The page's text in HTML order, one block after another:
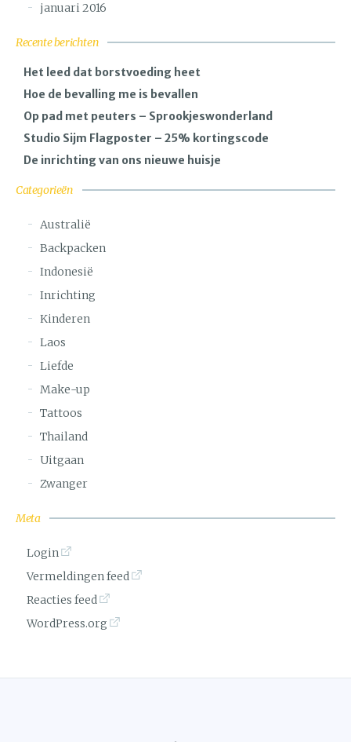
januari 2016
Recente berichten
Het leed dat borstvoeding heet
Hoe de bevalling me is bevallen
Op pad met peuters – Sprookjeswonderland
Studio Sijm Flagposter – 25% kortingscode
De inrichting van ons nieuwe huisje
Categorieën
Australië
Backpacken
Indonesië
Inrichting
Kinderen
Laos
Liefde
Make-up
Tattoos
Thailand
Uitgaan
Zwanger
Meta
Login
Vermeldingen feed
Reacties feed
WordPress.org